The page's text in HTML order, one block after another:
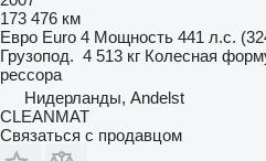
173 476 км
Евро Euro 4 Мощность 441 л.с.
Грузопод. 4 513 кг Колесная
рессора
Нидерланды, Andelst
CLEANMAT
Связаться с продавцом